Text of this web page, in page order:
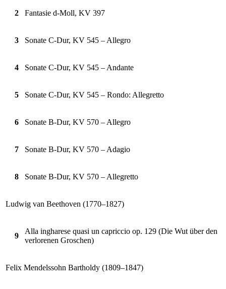
2 Fantasie d-Moll, KV 397
3 Sonate C-Dur, KV 545 – Allegro
4 Sonate C-Dur, KV 545 – Andante
5 Sonate C-Dur, KV 545 – Rondo: Allegretto
6 Sonate B-Dur, KV 570 – Allegro
7 Sonate B-Dur, KV 570 – Adagio
8 Sonate B-Dur, KV 570 – Allegretto
Ludwig van Beethoven (1770–1827)
9
Alla ingharese quasi un capriccio op. 129 (Die Wut über den
verlorenen Groschen)
Felix Mendelssohn Bartholdy (1809–1847)